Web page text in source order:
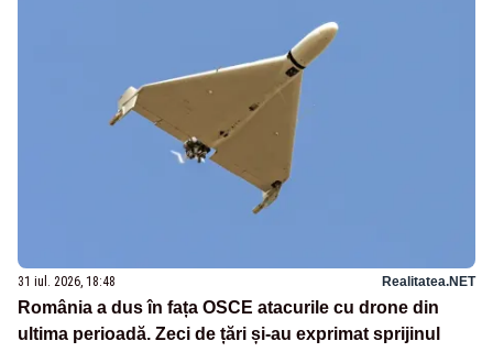
31 iul. 2026, 18:48 Realitatea.NET
România a dus în fața OSCE atacurile cu drone din
ultima perioadă. Zeci de țări și-au exprimat sprijinul